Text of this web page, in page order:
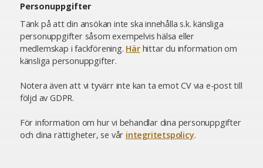
Personuppgifter
Tänk på att din ansökan inte ska innehålla s.k. känsliga
personuppgifter såsom exempelvis hälsa eller
medlemskap i fackförening. Härhittar du information om
känsliga personuppgifter.
Notera även att vi tyvärr inte kan ta emot CV via e-post till
följd av GDPR.
För information om hur vi behandlar dina personuppgifter
och dina rättigheter, se vår integritetspolicy.